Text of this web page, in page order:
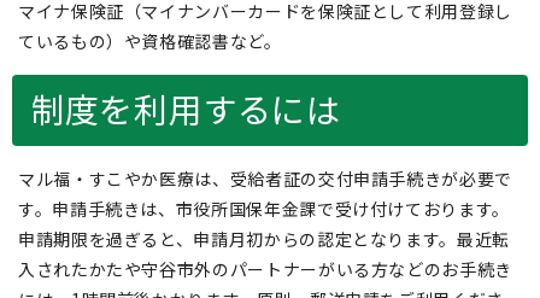
マイナ保険証（マイナンバーカードを保険証として利用登録し
ているもの）や資格確認書など。
制度を利用するには
マル福・すこやか医療は、受給者証の交付申請手続きが必要で
す。申請手続きは、市役所国保年金課で受け付けております。
申請期限を過ぎると、申請月初からの認定となります。最近転
入されたかたや守谷市外のパートナーがいる方などのお手続き